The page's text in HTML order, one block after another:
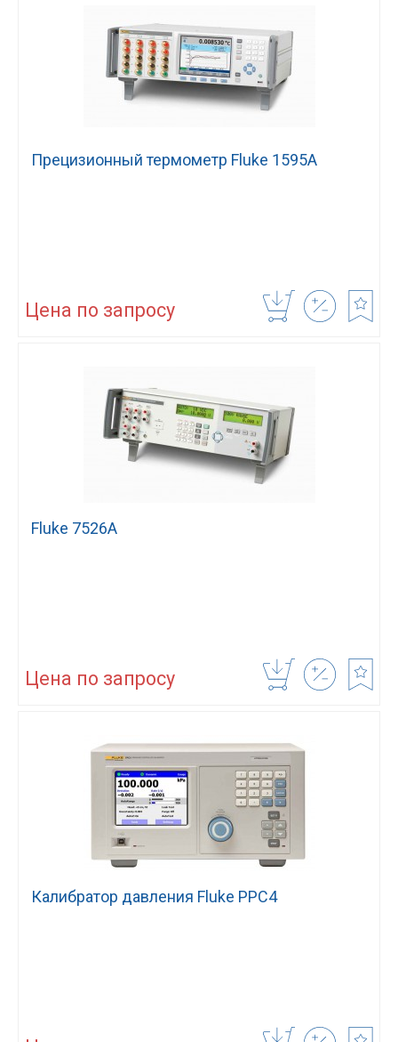
Прецизионный термометр Fluke 1595A
Цена по запросу
Fluke 7526A
Цена по запросу
Калибратор давления Fluke PPC4